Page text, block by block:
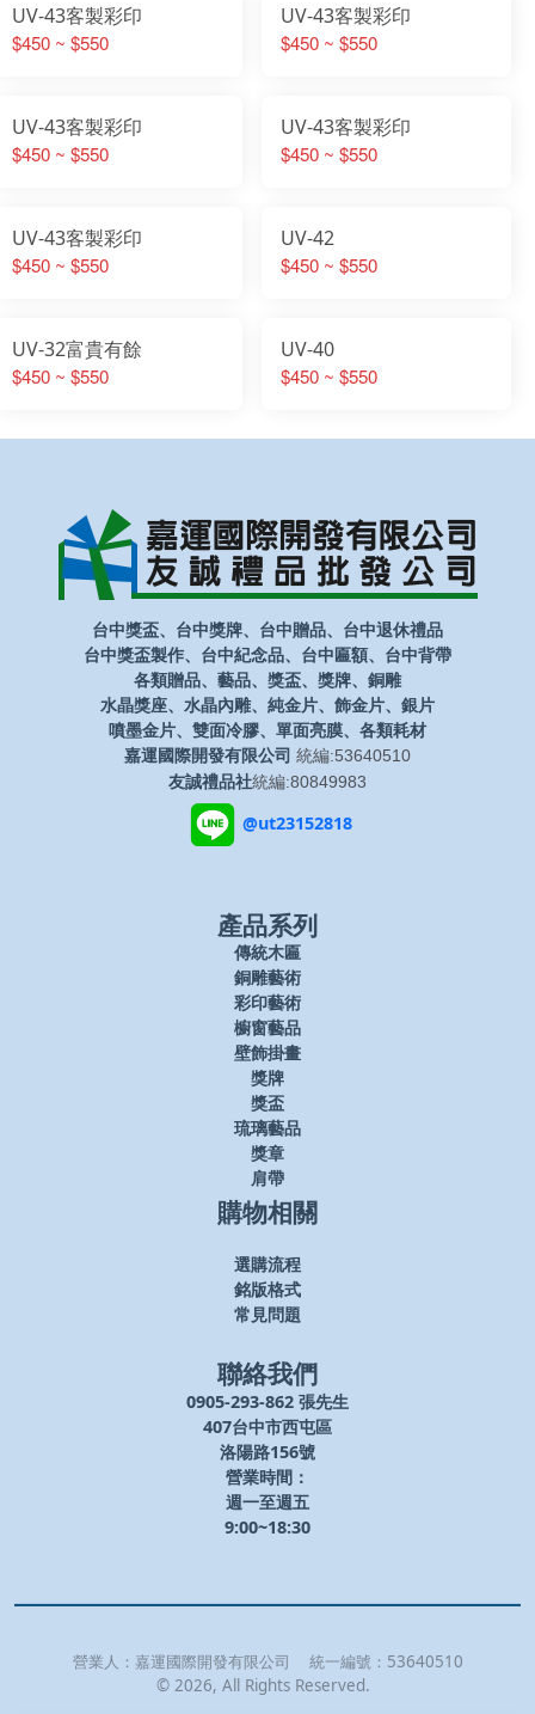
UV-43客製彩印
$450 ~ $550
UV-43客製彩印
$450 ~ $550
UV-43客製彩印
$450 ~ $550
UV-43客製彩印
$450 ~ $550
UV-43客製彩印
$450 ~ $550
UV-42
$450 ~ $550
UV-32富貴有餘
$450 ~ $550
UV-40
$450 ~ $550
台中獎盃、台中獎牌、台中贈品、台中退休禮品
台中獎盃製作、台中紀念品、台中匾額、台中背帶
各類贈品、藝品、獎盃、獎牌、銅雕
水晶獎座、水晶內雕、純金片、飾金片、銀片
噴墨金片、雙面冷膠、單面亮膜、各類耗材
嘉運國際開發有限公司 統編:53640510
友誠禮品社統編:80849983
@ut23152818
產品系列
傳統木匾
銅雕藝術
彩印藝術
櫥窗藝品
壁飾掛畫
獎牌
獎盃
琉璃藝品
獎章
肩帶
購物相關
選購流程
銘版格式
常見問題
聯絡我們
0905-293-862 張先生
407台中市西屯區
洛陽路156號
營業時間：
週一至週五
9:00~18:30
營業人： 嘉運國際開發有限公司 統一編號： 53640510
© 2026, All Rights Reserved.